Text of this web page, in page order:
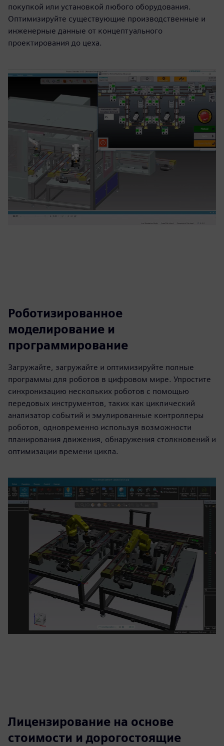
покупкой или установкой любого оборудования.
Оптимизируйте существующие производственные и
инженерные данные от концептуального
проектирования до цеха.
Роботизированное
моделирование и
программирование
Загружайте, загружайте и оптимизируйте полные
программы для роботов в цифровом мире. Упростите
синхронизацию нескольких роботов с помощью
передовых инструментов, таких как циклический
анализатор событий и эмулированные контроллеры
роботов, одновременно используя возможности
планирования движения, обнаружения столкновений и
оптимизации времени цикла.
Лицензирование на основе
стоимости и дорогостоящие